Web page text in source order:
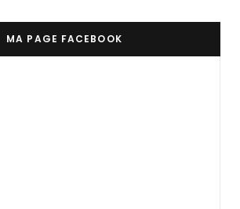
MA PAGE FACEBOOK